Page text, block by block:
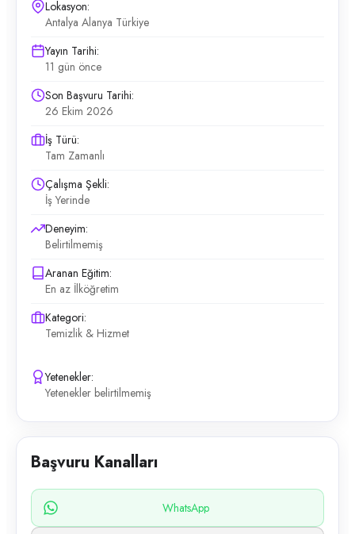
Lokasyon:
Antalya Alanya Türkiye
Yayın Tarihi:
11 gün önce
Son Başvuru Tarihi:
26 Ekim 2026
İş Türü:
Tam Zamanlı
Çalışma Şekli:
İş Yerinde
Deneyim:
Belirtilmemiş
Aranan Eğitim:
En az İlköğretim
Kategori:
Temizlik & Hizmet
Yetenekler:
Yetenekler belirtilmemiş
Başvuru Kanalları
WhatsApp